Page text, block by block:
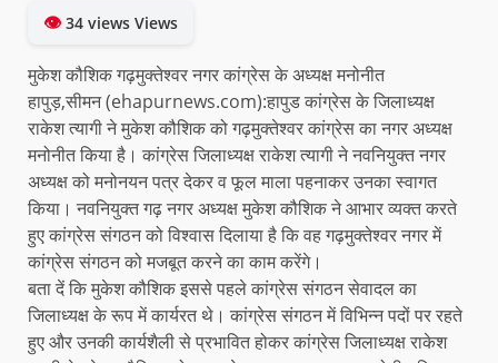
👁34 views Views
मुकेश कौशिक गढ़मुक्तेश्वर नगर कांग्रेस के अध्यक्ष मनोनीत
हापुड़,सीमन (ehapurnews.com):हापुड कांग्रेस के जिलाध्यक्ष
राकेश त्यागी ने मुकेश कौशिक को गढ़मुक्तेश्वर कांग्रेस का नगर अध्यक्ष
मनोनीत किया है। कांग्रेस जिलाध्यक्ष राकेश त्यागी ने नवनियुक्त नगर
अध्यक्ष को मनोनयन पत्र देकर व फूल माला पहनाकर उनका स्वागत
किया। नवनियुक्त गढ़ नगर अध्यक्ष मुकेश कौशिक ने आभार व्यक्त करते
हुए कांग्रेस संगठन को विश्वास दिलाया है कि वह गढ़मुक्तेश्वर नगर में
कांग्रेस संगठन को मजबूत करने का काम करेंगे।
बता दें कि मुकेश कौशिक इससे पहले कांग्रेस संगठन सेवादल का
जिलाध्यक्ष के रूप में कार्यरत थे। कांग्रेस संगठन में विभिन्न पदों पर रहते
हुए और उनकी कार्यशैली से प्रभावित होकर कांग्रेस जिलाध्यक्ष राकेश